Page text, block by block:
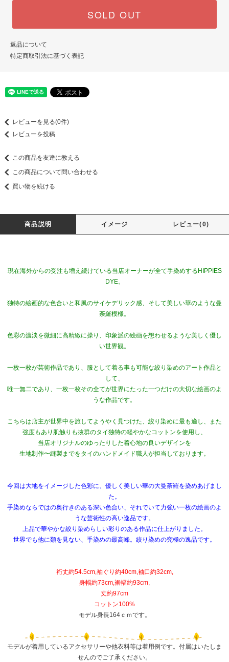
SOLD OUT
返品について
特定商取引法に基づく表記
レビューを見る(0件)
レビューを投稿
この商品を友達に教える
この商品について問い合わせる
買い物を続ける
商品説明 イメージ レビュー(0)
現在海外からの受注も増え続けている当店オーナーが全て手染めするHIPPIES
DYE。
独特の絵画的な色合いと和風のサイケデリック感、そして美しい華のような曼
荼羅模様。
色彩の濃淡を微細に高精緻に操り、印象派の絵画を想わせるような美しく優し
い世界観。
一枚一枚が芸術作品であり、服として着る事も可能な絞り染めのアート作品と
して、
唯一無二であり、一枚一枚その全てが世界にたった一つだけの大切な絵画のよ
うな作品です。
こちらは店主が世界中を旅してようやく見つけた、絞り染めに最も適し、また
強度もあり肌触りも抜群のタイ独特の軽やかなコットンを使用し、
当店オリジナルのゆったりした着心地の良いデザインを
生地制作〜縫製までをタイのハンドメイド職人が担当しております。
今回は大地をイメージした色彩に、優しく美しい華の大曼荼羅を染めあげまし
た。
手染めならではの奥行きのある深い色合い、それでいて力強い一枚の絵画のよ
うな芸術性の高い逸品です。
上品で華やかな絞り染めらしい彩りのある作品に仕上がりました。
世界でも他に類を見ない、手染めの最高峰。絞り染めの究極の逸品です。
裄丈約54.5cm,袖ぐり約40cm,袖口約32cm,
身幅約73cm,裾幅約93cm,
丈約97cm
コットン100%
モデル身長164ｃｍです。
モデルが着用しているアクセサリーや他衣料等は着用例です。付属はいたしま
せんのでご了承ください。